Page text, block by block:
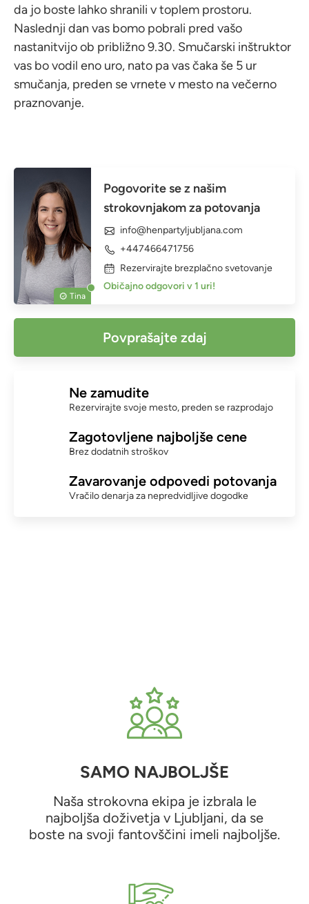
da jo boste lahko shranili v toplem prostoru.
Naslednji dan vas bomo pobrali pred vašo
nastanitvijo ob približno 9.30. Smučarski inštruktor
vas bo vodil eno uro, nato pa vas čaka še 5 ur
smučanja, preden se vrnete v mesto na večerno
praznovanje.
Tina
Pogovorite se z našim
strokovnjakom za potovanja
info@henpartyljubljana.com
+447466471756
Rezervirajte brezplačno svetovanje
Običajno odgovori v 1 uri!
Povprašajte zdaj
Ne zamudite
Rezervirajte svoje mesto, preden se razprodajo
Zagotovljene najboljše cene
Brez dodatnih stroškov
Zavarovanje odpovedi potovanja
Vračilo denarja za nepredvidljive dogodke
SAMO NAJBOLJŠE
Naša strokovna ekipa je izbrala le
najboljša doživetja v Ljubljani, da se
boste na svoji fantovščini imeli najboljše.